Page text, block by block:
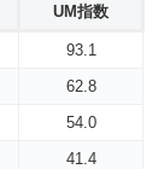
UM指数
93.1
62.8
54.0
41.4